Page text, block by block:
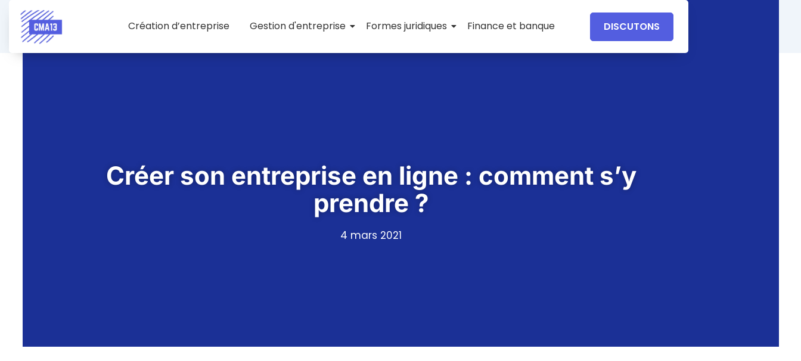
Création d’entreprise Gestion d'entreprise Formes juridiques Finance et banque DISCUTONS
Créer son entreprise en ligne : comment s’y
prendre ?
4 mars 2021